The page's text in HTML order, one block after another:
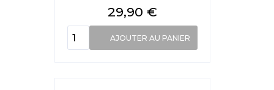
Prix
29,90 €
AJOUTER AU PANIER